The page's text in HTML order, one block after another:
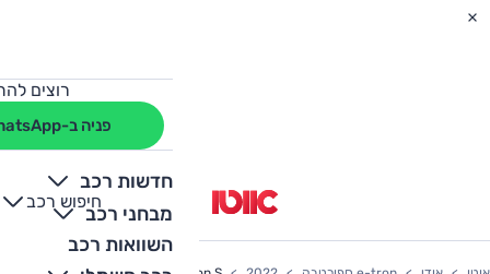
רוצים
פניה ב-WhatsApp
חדשות רכב
מבחני רכב
השוואות רכב
חיפוש רכב
+
-